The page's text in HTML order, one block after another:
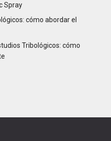
Spray
cómo abordar el
Tribológicos: cómo